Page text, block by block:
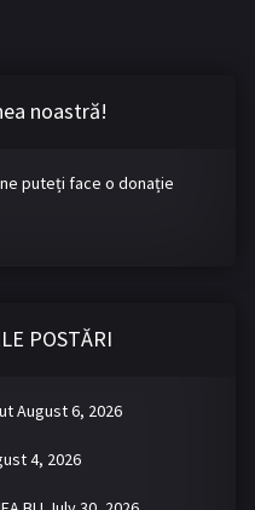
Autentificare
Ieși
noastră!
puteți face o donație
POSTĂRI
August 6, 2026
4, 2026